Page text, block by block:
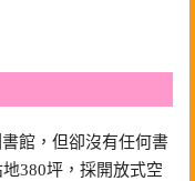
館，但卻沒有任何書
380坪，採開放式空